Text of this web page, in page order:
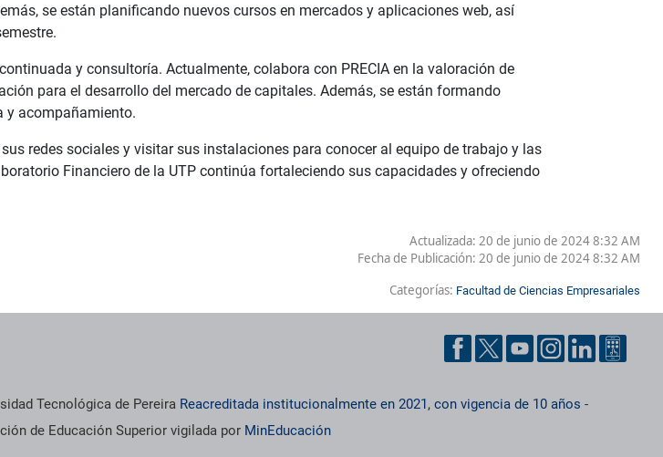
se están planificando nuevos cursos en mercados y aplicaciones web, así
y consultoría. Actualmente, colabora con PRECIA en la valoración de
para el desarrollo del mercado de capitales. Además, se están formando
y acompañamiento.
redes sociales y visitar sus instalaciones para conocer al equipo de trabajo y las
Financiero de la UTP continúa fortaleciendo sus capacidades y ofreciendo
Actualizada: 20 de junio de 2024 8:32 AM
Fecha de Publicación: 20 de junio de 2024 8:32 AM
Categorías: Facultad de Ciencias Empresariales
Tecnológica de Pereira Reacreditada institucionalmente en 2021, con vigencia de 10 años -
de Educación Superior vigilada por MinEducación